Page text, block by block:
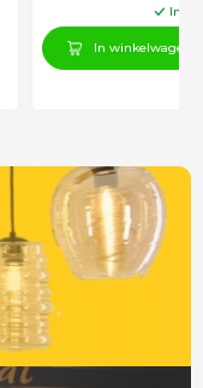
In
In winkelwagen